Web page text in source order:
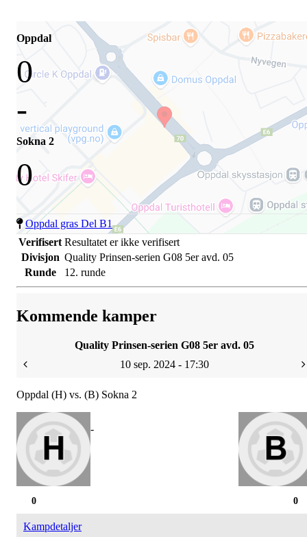
Oppdal
0
-
Sokna 2
0
Oppdal gras Del B1
Verifisert Resultatet er ikke verifisert
Divisjon Quality Prinsen-serien G08 5er avd. 05
Runde
12. runde
Kommende kamper
Quality Prinsen-serien G08 5er avd. 05
10 sep. 2024 - 17:30
Oppdal (H) vs. (B) Sokna 2
-
0
0
Kampdetaljer